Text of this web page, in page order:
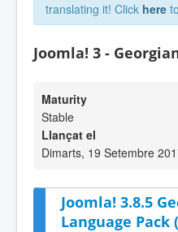
translating it! Click here
Joomla! 3 -
Maturity
Stable
Llançat el
Dimarts, 19 Setembre
Joomla! 3.8.5
Language Pack